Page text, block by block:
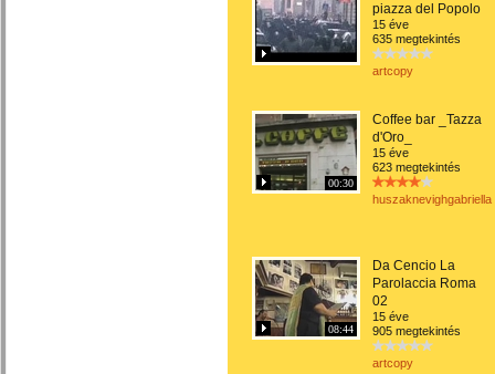
piazza del Popolo
15 éve
635 megtekintés
artcopy
00:30
Coffee bar _Tazza
d'Oro_
15 éve
623 megtekintés
huszaknevighgabriella
08:44
Da Cencio La
Parolaccia Roma
02
15 éve
905 megtekintés
artcopy